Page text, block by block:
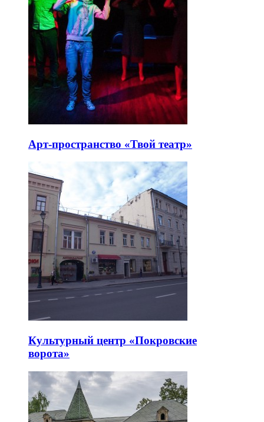
Арт-пространство «Твой театр»
Культурный центр «Покровские
ворота»